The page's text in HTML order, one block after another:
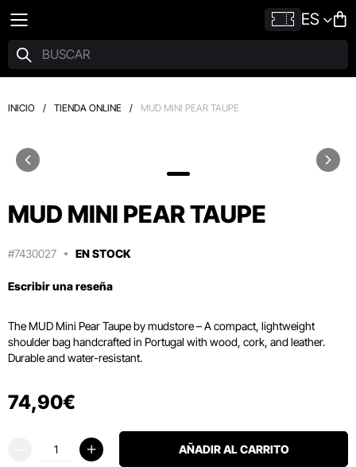
ES
INICIO / TIENDA ONLINE / MUD MINI PEAR TAUPE
MUD MINI PEAR TAUPE
#7430027 EN STOCK
Escribir una reseña
The MUD Mini Pear Taupe by mudstore – A compact, lightweight
shoulder bag handcrafted in Portugal with wood, cork, and leather.
Durable and water-resistant.
74,90€
AÑADIR AL CARRITO